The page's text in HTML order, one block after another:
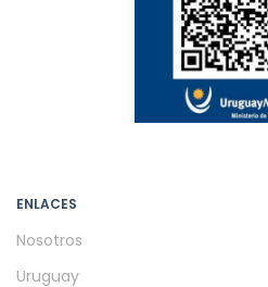
ENLACES
Nosotros
Uruguay